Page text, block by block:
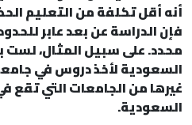
أنه أقل تكلفة من التعليم
فإن الدراسة عن بعد عابر
محدد. على سبيل المثال، لست
السعودية لأخذ دروس في
غيرها من الجامعات التي تقع
السعودية.